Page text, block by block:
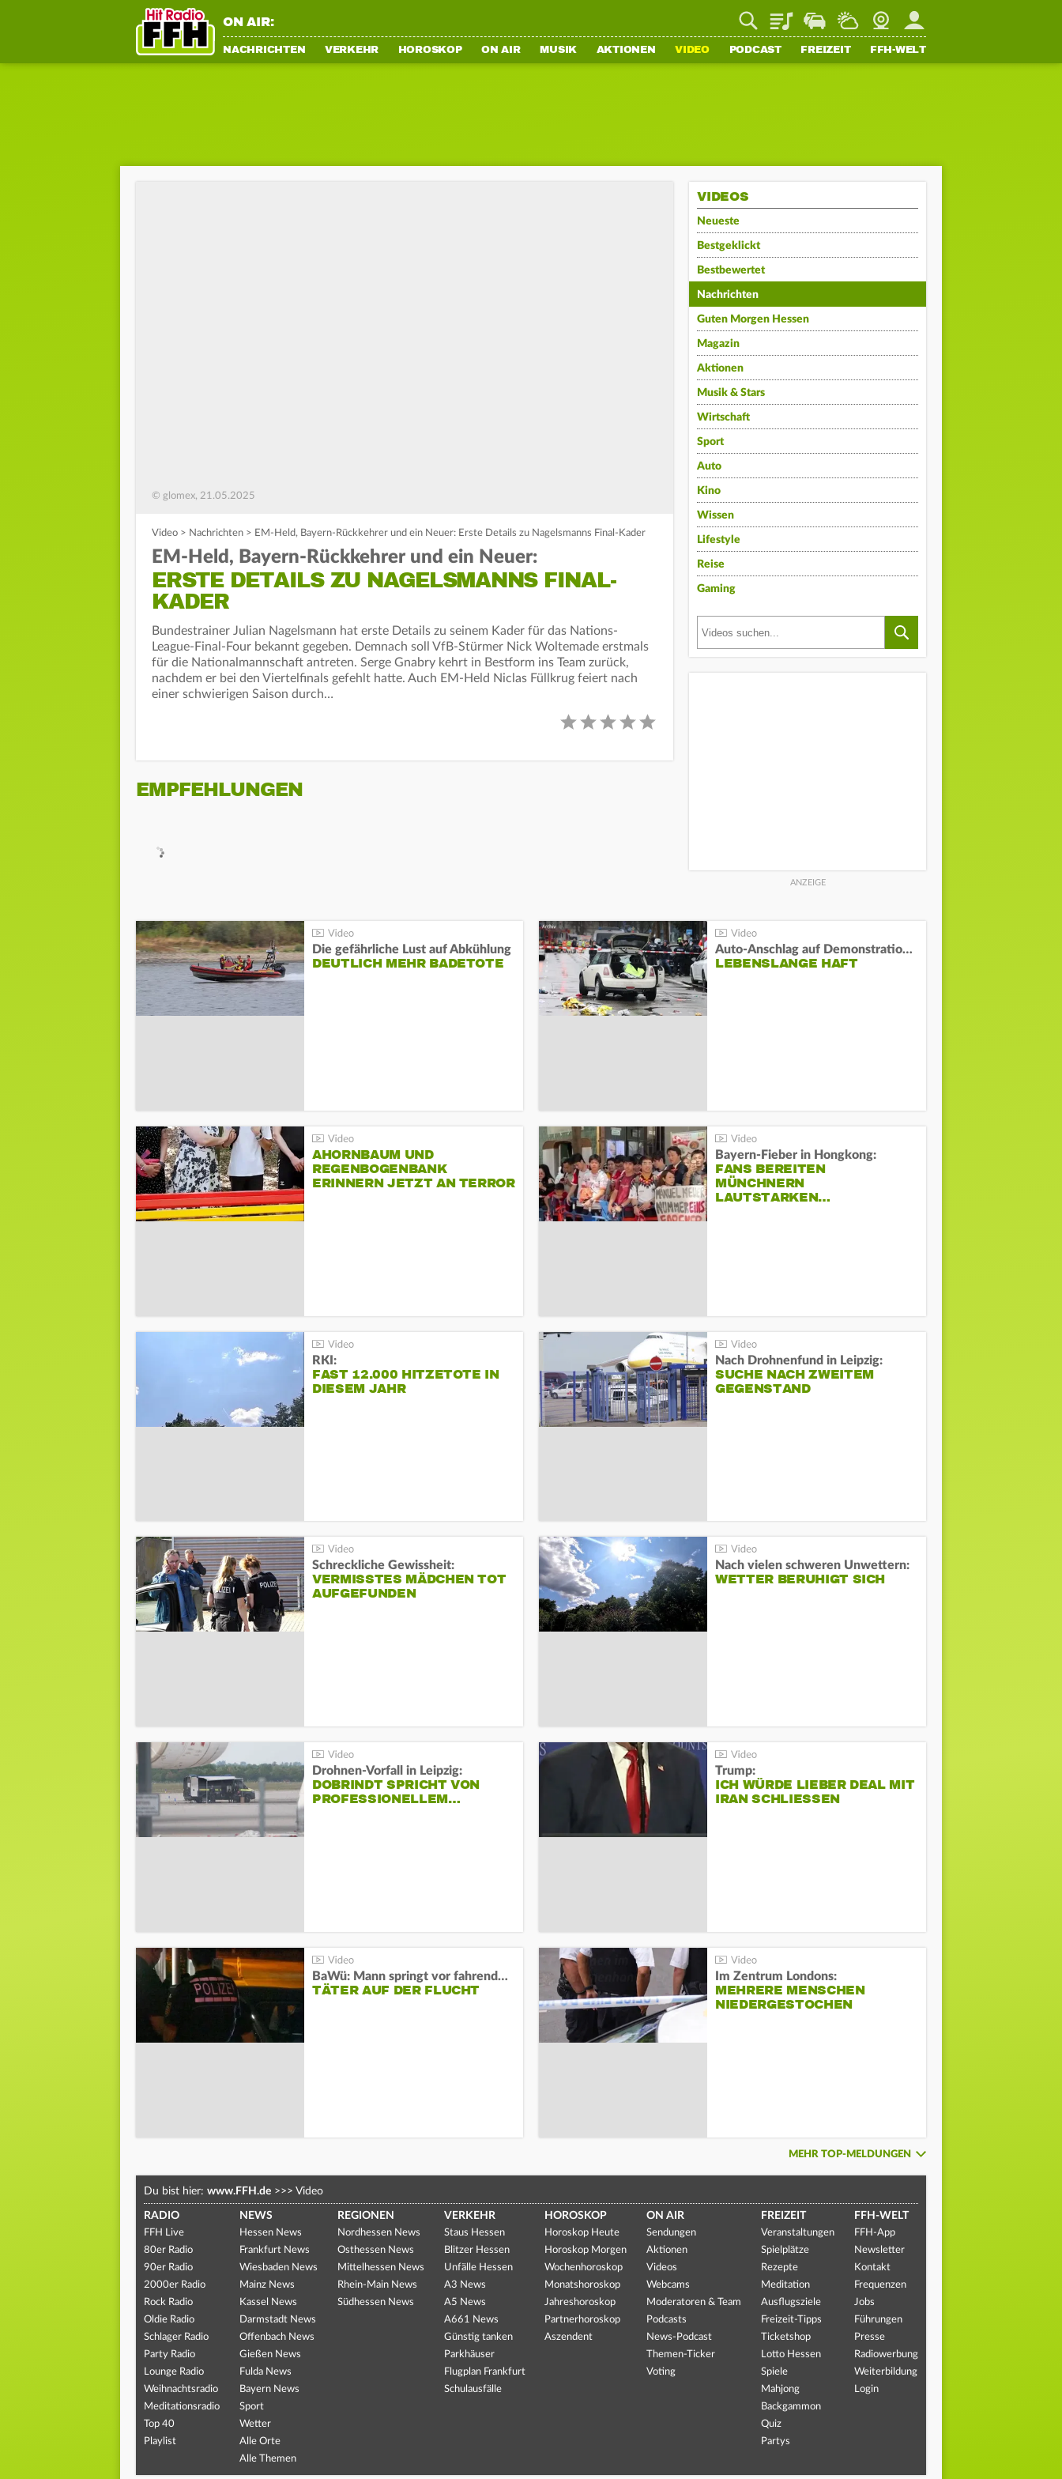
ON AIR: PlaylistStaupilotWetterWebcamMein FFH
NACHRICHTEN VERKEHR HOROSKOP ON AIR MUSIK AKTIONEN VIDEO PODCAST FREIZEIT FFH-WELT
© glomex, 21.05.2025
Video > Nachrichten > EM-Held, Bayern-Rückkehrer und ein Neuer: Erste Details zu Nagelsmanns Final-Kader
EM-Held, Bayern-Rückkehrer und ein Neuer:
ERSTE DETAILS ZU NAGELSMANNS FINAL-
KADER
Bundestrainer Julian Nagelsmann hat erste Details zu seinem Kader für das Nations-
League-Final-Four bekannt gegeben. Demnach soll VfB-Stürmer Nick Woltemade erstmals
für die Nationalmannschaft antreten. Serge Gnabry kehrt in Bestform ins Team zurück,
nachdem er bei den Viertelfinals gefehlt hatte. Auch EM-Held Niclas Füllkrug feiert nach
einer schwierigen Saison durch…
EMPFEHLUNGEN
VIDEOS
Neueste
Bestgeklickt
Bestbewertet
Nachrichten
Guten Morgen Hessen
Magazin
Aktionen
Musik & Stars
Wirtschaft
Sport
Auto
Kino
Wissen
Lifestyle
Reise
Gaming
Die gefährliche Lust auf Abkühlung
DEUTLICH MEHR BADETOTE
Auto-Anschlag auf Demonstration in München:
LEBENSLANGE HAFT
AHORNBAUM UND
REGENBOGENBANK
ERINNERN JETZT AN TERROR
Bayern-Fieber in Hongkong:
FANS BEREITEN
MÜNCHNERN
LAUTSTARKEN…
RKI:
FAST 12.000 HITZETOTE IN
DIESEM JAHR
Nach Drohnenfund in Leipzig:
SUCHE NACH ZWEITEM
GEGENSTAND
Schreckliche Gewissheit:
VERMISSTES MÄDCHEN TOT
AUFGEFUNDEN
Nach vielen schweren Unwettern:
WETTER BERUHIGT SICH
Drohnen-Vorfall in Leipzig:
DOBRINDT SPRICHT VON
PROFESSIONELLEM…
Trump:
ICH WÜRDE LIEBER DEAL MIT
IRAN SCHLIESSEN
BaWü: Mann springt vor fahrendes Auto und schießt
TÄTER AUF DER FLUCHT
Im Zentrum Londons:
MEHRERE MENSCHEN
NIEDERGESTOCHEN
MEHR TOP-MELDUNGEN
Du bist hier: www.FFH.de >>> Video
RADIO
FFH Live
80er Radio
90er Radio
2000er Radio
Rock Radio
Oldie Radio
Schlager Radio
Party Radio
Lounge Radio
Weihnachtsradio
Meditationsradio
Top 40
Playlist
NEWS
Hessen News
Frankfurt News
Wiesbaden News
Mainz News
Kassel News
Darmstadt News
Offenbach News
Gießen News
Fulda News
Bayern News
Sport
Wetter
Alle Orte
Alle Themen
REGIONEN
Nordhessen News
Osthessen News
Mittelhessen News
Rhein-Main News
Südhessen News
VERKEHR
Staus Hessen
Blitzer Hessen
Unfälle Hessen
A3 News
A5 News
A661 News
Günstig tanken
Parkhäuser
Flugplan Frankfurt
Schulausfälle
HOROSKOP
Horoskop Heute
Horoskop Morgen
Wochenhoroskop
Monatshoroskop
Jahreshoroskop
Partnerhoroskop
Aszendent
ON AIR
Sendungen
Aktionen
Videos
Webcams
Moderatoren & Team
Podcasts
News-Podcast
Themen-Ticker
Voting
FREIZEIT
Veranstaltungen
Spielplätze
Rezepte
Meditation
Ausflugsziele
Freizeit-Tipps
Ticketshop
Lotto Hessen
Spiele
Mahjong
Backgammon
Quiz
Partys
FFH-WELT
FFH-App
Newsletter
Kontakt
Frequenzen
Jobs
Führungen
Presse
Radiowerbung
Weiterbildung
Login